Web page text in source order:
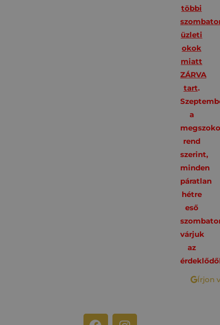
többi
üzleti
okok
miatt
ZÁRVA
tart.
a
rend
szerint,
minden
páratlan
hétre
eső
várjuk
az
Írjon